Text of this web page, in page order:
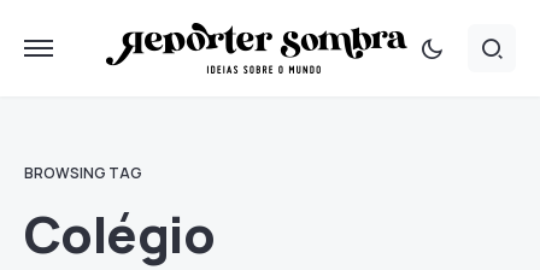
BROWSING TAG
Colégio